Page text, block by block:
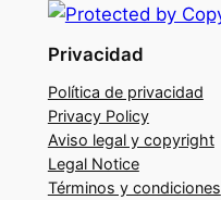
Privacidad
Política de privacidad
Privacy Policy
Aviso legal y copyright
Legal Notice
Términos y condiciones